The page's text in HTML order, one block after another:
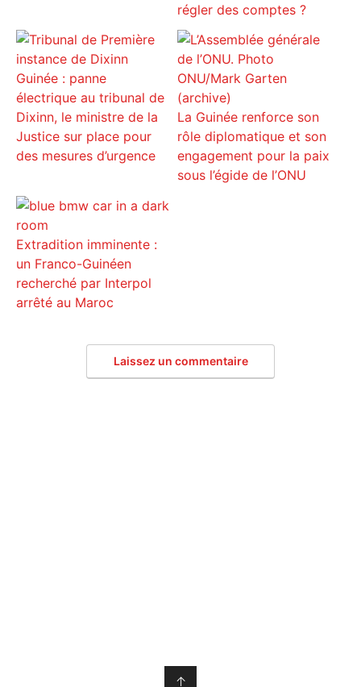
régler des comptes ?
Guinée : panne
électrique au tribunal de
Dixinn, le ministre de la
Justice sur place pour
des mesures d’urgence
La Guinée renforce son
rôle diplomatique et son
engagement pour la paix
sous l’égide de l’ONU
Extradition imminente :
un Franco-Guinéen
recherché par Interpol
arrêté au Maroc
Laissez un commentaire
↑